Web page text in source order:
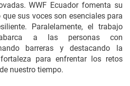
WWF Ecuador fomenta su
sus voces son esenciales para
Paralelamente, el trabajo
a las personas con
barreras y destacando la
para enfrentar los retos
nuestro tiempo.